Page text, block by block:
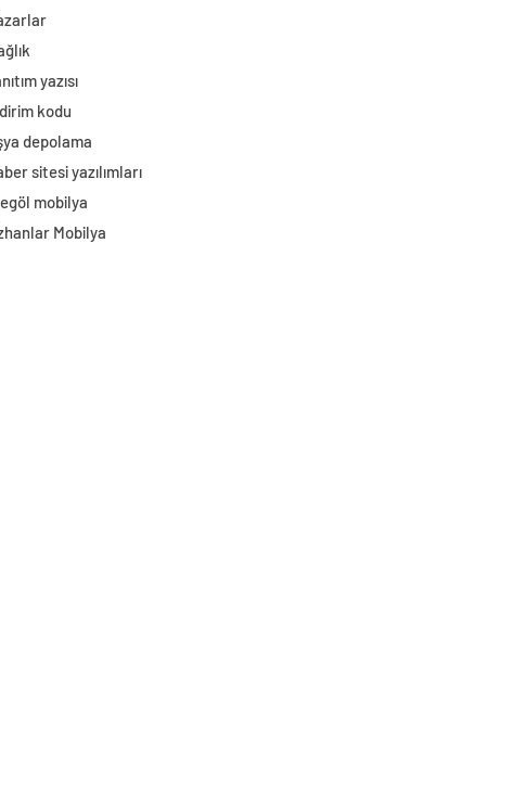
yazısı
kodu
depolama
sitesi yazılımları
mobilya
Mobilya